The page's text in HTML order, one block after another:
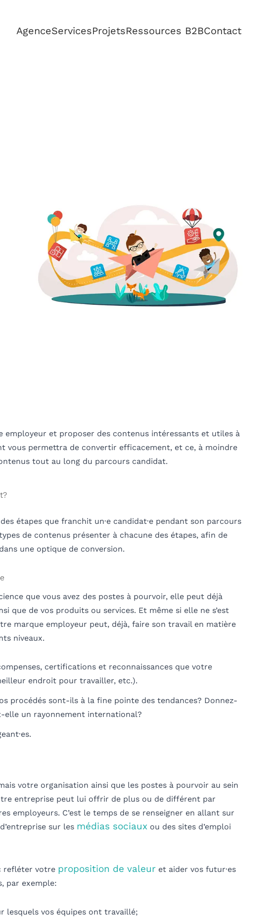
AgenceServicesProjetsRessources B2BContact
et proposer des contenus intéressants et utiles à
vous permettra de convertir efficacement, et ce, à moindre
tout au long du parcours candidat.
étapes que franchit un·e candidat·e pendant son parcours
de contenus présenter à chacune des étapes, afin de
une optique de conversion.
que vous avez des postes à pourvoir, elle peut déjà
que de vos produits ou services. Et même si elle ne s’est
marque employeur peut, déjà, faire son travail en matière
niveaux.
certifications et reconnaissances que votre
endroit pour travailler, etc.).
procédés sont-ils à la fine pointe des tendances? Donnez-
elle un rayonnement international?
votre organisation ainsi que les postes à pourvoir au sein
entreprise peut lui offrir de plus ou de différent par
employeurs. C’est le temps de se renseigner en allant sur
sur les médias sociaux ou des sites d’emploi
refléter votre proposition de valeur et aider vos futur·es
par exemple:
lesquels vos équipes ont travaillé;